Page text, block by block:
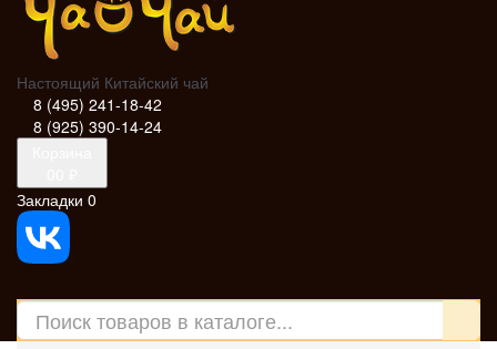
Настоящий Китайский чай
8 (495) 241-18-42
8 (925) 390-14-24
Закладки 0